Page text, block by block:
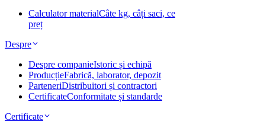
Calculator materialCâte kg, câți saci, ce
preț
Despre
Despre companieIstoric și echipă
ProducțieFabrică, laborator, depozit
ParteneriDistribuitori și contractori
CertificateConformitate și standarde
Certificate